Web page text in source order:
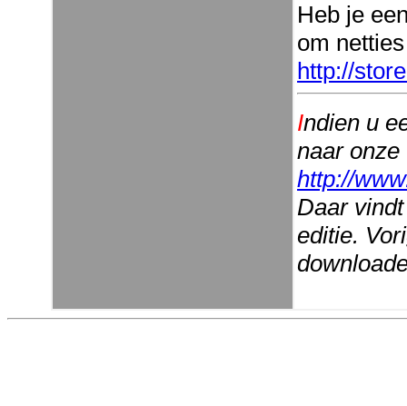
Heb je
om
http://
Indien u
naar
http://
Daar
editie.